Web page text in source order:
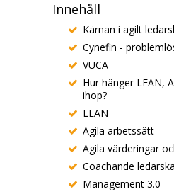
Innehåll
Kärnan i agilt
Cynefin -
VUCA
Hur hänger LEAN,
ihop?
LEAN
Agila arbetssätt
Agila värderingar
Coachande
Management 3.0